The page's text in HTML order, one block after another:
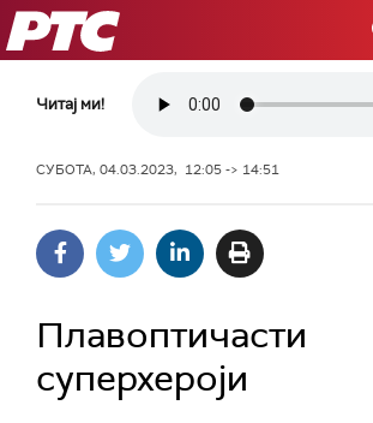
РТС
Читај ми!
СУБОТА, 04.03.2023, 12:05 -> 14:51
Плавоптичасти
суперхероји